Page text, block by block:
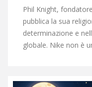
Phil Knight,
pubblica la sua
determinazione e
globale. Nike non è